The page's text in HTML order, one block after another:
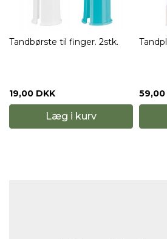
Tandbørste til finger. 2stk.
19,00 DKK
Læg i kurv
59,00